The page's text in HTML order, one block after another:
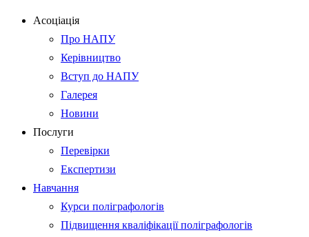
Асоціація
Про НАПУ
Керівництво
Вступ до НАПУ
Галерея
Новини
Послуги
Перевірки
Експертизи
Навчання
Курси поліграфологів
Підвищення кваліфікації поліграфологів